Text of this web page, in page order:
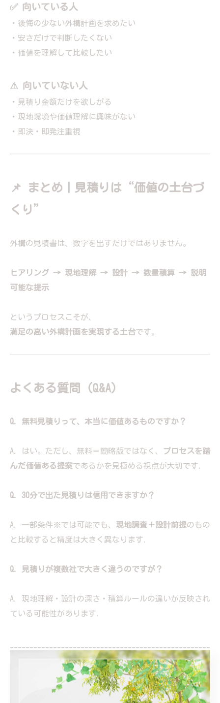
✅ 向いている人
・後悔の少ない外構計画を求めたい
・安さだけで判断したくない
・価値を理解して比較したい
⚠ 向いていない人
・見積り金額だけを欲しがる
・現地環境や価値理解に興味がない
・即決・即発注重視
📌 まとめ｜見積りは“価値の土台づ
くり”
外構の見積書は、数字を出すだけではありません。
ヒアリング → 現地理解 → 設計 → 数量積算 → 説明
可能な提示
というプロセスこそが、
満足の高い外構計画を実現する土台です。
よくある質問（Q&A）
Q. 無料見積りって、本当に価値あるものですか？
A. はい。ただし、無料＝簡略版ではなく、 プロセスを踏
んだ価値ある提案であるかを見極める視点が大切です.
Q. 30分で出た見積りは信用できますか？
A. 一部条件※では可能でも、 現地調査＋設計前提のもの
と比較すると精度は大きく異なります.
Q. 見積りが複数社で大きく違うのですが？
A. 現地理解・設計の深さ・積算ルールの違いが反映され
ている可能性があります.
---------------------------------------------------
-------------------
株式会社ローカルガーデン
住所 : 群馬県前橋市上大島町48-16